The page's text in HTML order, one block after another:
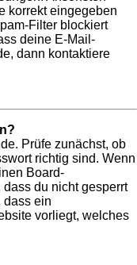
korrekt eingegeben
Filter blockiert
deine E-Mail-
dann kontaktiere
Prüfe zunächst, ob
richtig sind. Wenn
Board-
du nicht gesperrt
dass ein
vorliegt, welches